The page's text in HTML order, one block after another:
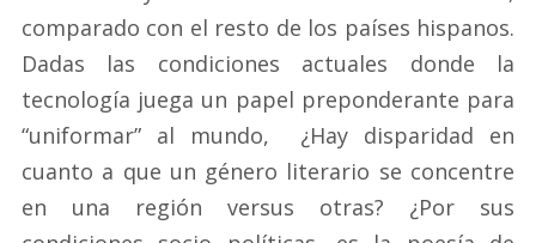
comparado con el resto de los países hispanos.
Dadas las condiciones actuales donde la
tecnología juega un papel preponderante para
“uniformar” al mundo, ¿Hay disparidad en
cuanto a que un género literario se concentre
en una región versus otras? ¿Por sus